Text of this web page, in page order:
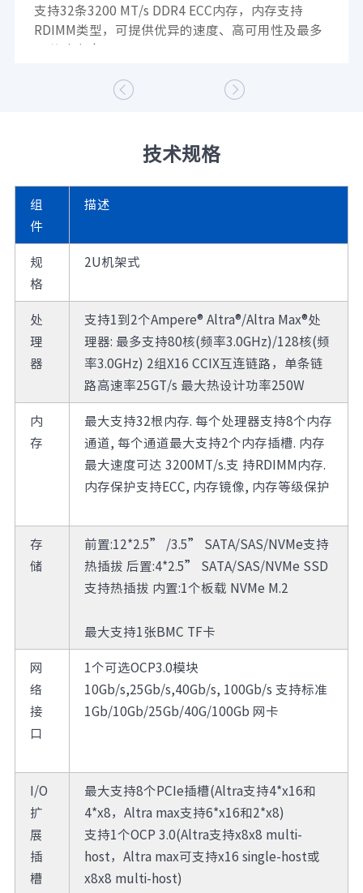
支持32条3200 MT/s DDR4 ECC内存，内存支持
RDIMM类型，可提供优异的速度、高可用性及最多
2T的内存容量。
 
技术规格
组
件
描述
规
格
2U机架式
处
理
器
支持1到2个Ampere® Altra®/Altra Max®处
理器: 最多支持80核(频率3.0GHz)/128核(频
率3.0GHz) 2组X16 CCIX互连链路，单条链
路高速率25GT/s 最大热设计功率250W
内
存
最大支持32根内存. 每个处理器支持8个内存
通道, 每个通道最大支持2个内存插槽. 内存
最大速度可达 3200MT/s.支 持RDIMM内存.
内存保护支持ECC, 内存镜像, 内存等级保护
存
储
前置:12*2.5” /3.5” SATA/SAS/NVMe支持
热插拔 后置:4*2.5” SATA/SAS/NVMe SSD
支持热插拔 内置:1个板载 NVMe M.2
最大支持1张BMC TF卡
网
络
接
口
1个可选OCP3.0模块
10Gb/s,25Gb/s,40Gb/s, 100Gb/s 支持标准
1Gb/10Gb/25Gb/40G/100Gb 网卡
I/O
扩
展
插
槽
最大支持8个PCIe插槽(Altra支持4*x16和
4*x8，Altra max支持6*x16和2*x8)
支持1个OCP 3.0(Altra支持x8x8 multi-
host，Altra max可支持x16 single-host或
x8x8 multi-host)